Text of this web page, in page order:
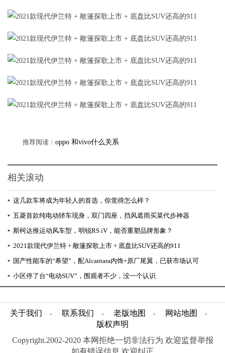
推荐阅读： oppo 和vivo什么关系
相关滚动
▪ 这几款车将成为年轻人的首选，你觉得怎么样？
▪ 五菱首款纯电动轿车现身，双门四座，挡风遮雨买菜代步神器
▪ 斯柯达推运动风车型，明锐RS iV，能否重塑品牌形象？
▪ 2021款现代伊兰特 + ​敞篷探歌上市 + 底盘比SUV还高的911
▪ 国产性能车的“希望”，配Alcantara内饰+原厂尾翼，已获市场认可
▪ 小区停了台“电动SUV”，围观者不少，没一个认识
关于我们 - 联系我们 - 老版地图 - 网站地图 -
版权声明
Copyright.2002-2020 本网拒绝一切非法行为 欢迎监督举报
如有错误信息 欢迎纠正